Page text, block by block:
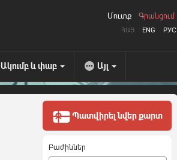
ՀԱՅ ENG РУС
Մուտք Գրանցում
Ակումբ և փաբ Այլ
Պատվիրել նվեր քարտ
Բաժիններ